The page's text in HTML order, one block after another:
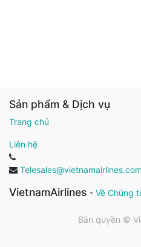
Sản phẩm & Dịch vụ
Trang chủ
Liên hệ
Telesales@vietnamairlines.com
VietnamAirlines - Về Chúng
Bản quyền ©